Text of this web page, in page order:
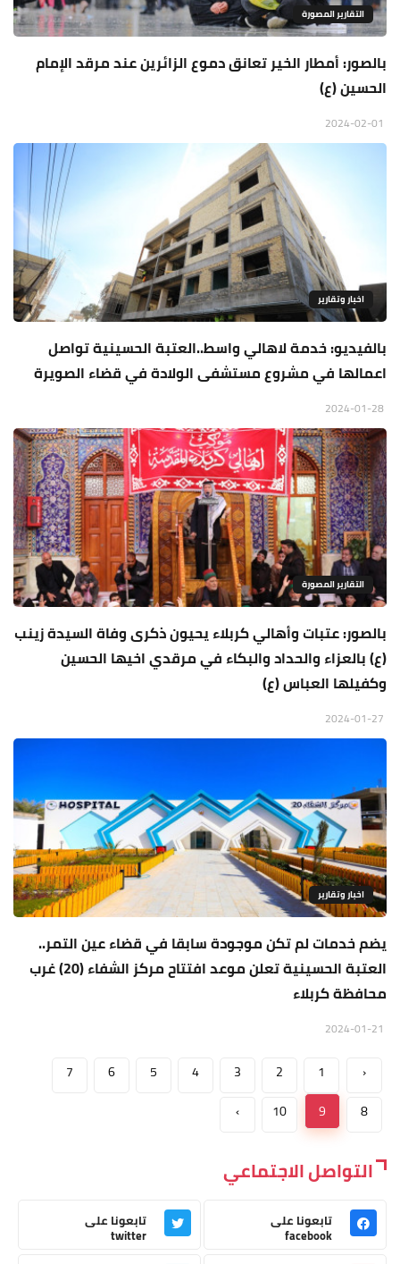
التقارير المصورة
بالصور: أمطار الخير تعانق دموع الزائرين عند مرقد الإمام
الحسين (ع)
اخبار وتقارير
بالفيديو: خدمة لاهالي واسط..العتبة الحسينية تواصل
اعمالها في مشروع مستشفى الولادة في قضاء الصويرة
التقارير المصورة
بالصور: عتبات وأهالي كربلاء يحيون ذكرى وفاة السيدة زينب
(ع) بالعزاء والحداد والبكاء في مرقدي اخيها الحسين
وكفيلها العباس (ع)
اخبار وتقارير
يضم خدمات لم تكن موجودة سابقا في قضاء عين التمر..
العتبة الحسينية تعلن موعد افتتاح مركز الشفاء (20) غرب
محافظة كربلاء
‹
1
2
3
4
5
6
7
8
9
10
›
التواصل الاجتماعي
تابعونا على
facebook
تابعونا على
twitter